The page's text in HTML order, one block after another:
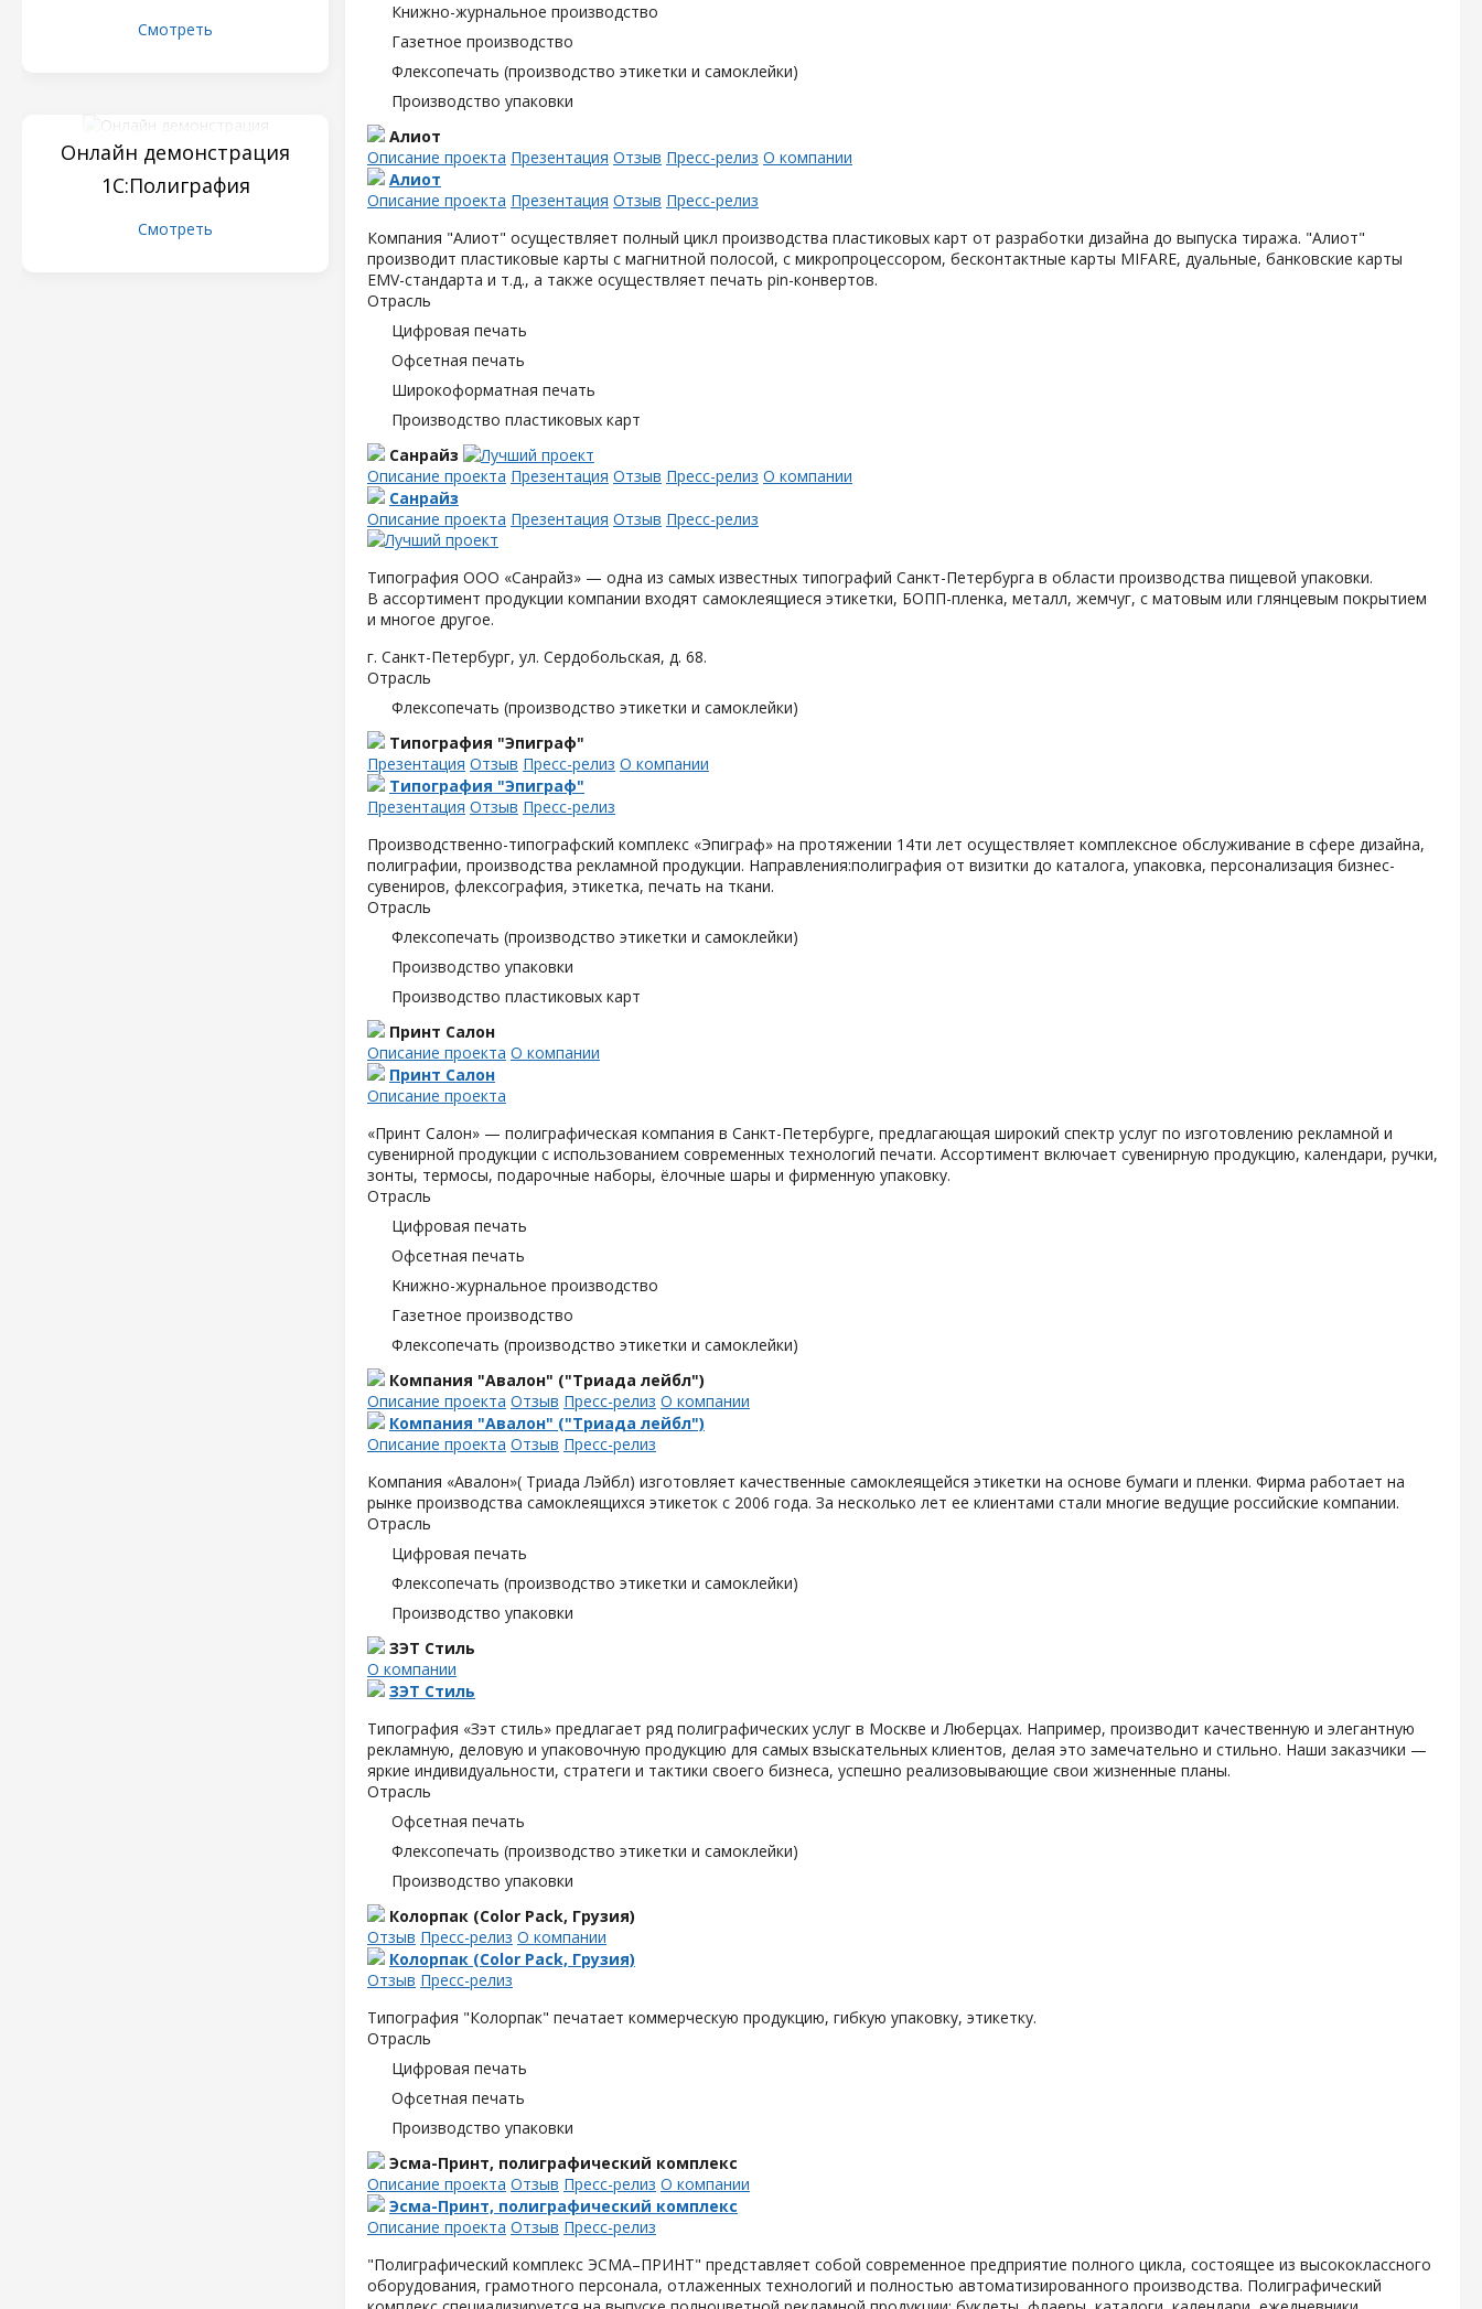
Смотреть
Онлайн демонстрация
1С:Полиграфия
Смотреть
Книжно-журнальное производство
Газетное производство
Флексопечать (производство этикетки и самоклейки)
Производство упаковки
Алиот
Описание проекта Презентация Отзыв Пресс-релиз О компании
Алиот
Описание проекта Презентация Отзыв Пресс-релиз
Компания "Алиот" осуществляет полный цикл производства пластиковых карт от разработки дизайна до выпуска тиража. "Алиот"
производит пластиковые карты с магнитной полосой, с микропроцессором, бесконтактные карты MIFARE, дуальные, банковские карты
EMV-стандарта и т.д., а также осуществляет печать pin-конвертов.
Отрасль
Цифровая печать
Офсетная печать
Широкоформатная печать
Производство пластиковых карт
Санрайз
Описание проекта Презентация Отзыв Пресс-релиз О компании
Санрайз
Описание проекта Презентация Отзыв Пресс-релиз
Типография ООО «Санрайз» — одна из самых известных типографий Санкт-Петербурга в области производства пищевой упаковки.
В ассортимент продукции компании входят самоклеящиеся этикетки, БОПП-пленка, металл, жемчуг, с матовым или глянцевым покрытием
и многое другое.
г. Санкт-Петербург, ул. Сердобольская, д. 68.
Отрасль
Флексопечать (производство этикетки и самоклейки)
Типография "Эпиграф"
Презентация Отзыв Пресс-релиз О компании
Типография "Эпиграф"
Презентация Отзыв Пресс-релиз
Производственно-типографский комплекс «Эпиграф» на протяжении 14ти лет осуществляет комплексное обслуживание в сфере дизайна,
полиграфии, производства рекламной продукции. Направления:полиграфия от визитки до каталога, упаковка, персонализация бизнес-
сувениров, флексография, этикетка, печать на ткани.
Отрасль
Флексопечать (производство этикетки и самоклейки)
Производство упаковки
Производство пластиковых карт
Принт Салон
Описание проекта О компании
Принт Салон
Описание проекта
«Принт Салон» — полиграфическая компания в Санкт-Петербурге, предлагающая широкий спектр услуг по изготовлению рекламной и
сувенирной продукции с использованием современных технологий печати. Ассортимент включает сувенирную продукцию, календари, ручки,
зонты, термосы, подарочные наборы, ёлочные шары и фирменную упаковку.
Отрасль
Цифровая печать
Офсетная печать
Книжно-журнальное производство
Газетное производство
Флексопечать (производство этикетки и самоклейки)
Компания "Авалон" ("Триада лейбл")
Описание проекта Отзыв Пресс-релиз О компании
Компания "Авалон" ("Триада лейбл")
Описание проекта Отзыв Пресс-релиз
Компания «Авалон»( Триада Лэйбл) изготовляет качественные самоклеящейся этикетки на основе бумаги и пленки. Фирма работает на
рынке производства самоклеящихся этикеток с 2006 года. За несколько лет ее клиентами стали многие ведущие российские компании.
Отрасль
Цифровая печать
Флексопечать (производство этикетки и самоклейки)
Производство упаковки
ЗЭТ Стиль
О компании
ЗЭТ Стиль
Типография «Зэт cтиль» предлагает ряд полиграфических услуг в Москве и Люберцах. Например, производит качественную и элегантную
рекламную, деловую и упаковочную продукцию для самых взыскательных клиентов, делая это замечательно и стильно. Наши заказчики —
яркие индивидуальности, стратеги и тактики своего бизнеса, успешно реализовывающие свои жизненные планы.
Отрасль
Офсетная печать
Флексопечать (производство этикетки и самоклейки)
Производство упаковки
Колорпак (Color Pack, Грузия)
Отзыв Пресс-релиз О компании
Колорпак (Color Pack, Грузия)
Отзыв Пресс-релиз
Типография "Колорпак" печатает коммерческую продукцию, гибкую упаковку, этикетку.
Отрасль
Цифровая печать
Офсетная печать
Производство упаковки
Эсма-Принт, полиграфический комплекс
Описание проекта Отзыв Пресс-релиз О компании
Эсма-Принт, полиграфический комплекс
Описание проекта Отзыв Пресс-релиз
"Полиграфический комплекс ЭСМА–ПРИНТ" представляет собой современное предприятие полного цикла, состоящее из высококлассного
оборудования, грамотного персонала, отлаженных технологий и полностью автоматизированного производства. Полиграфический